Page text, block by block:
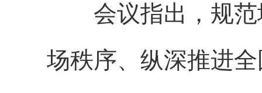
会议指出，规范
场秩序、纵深推进